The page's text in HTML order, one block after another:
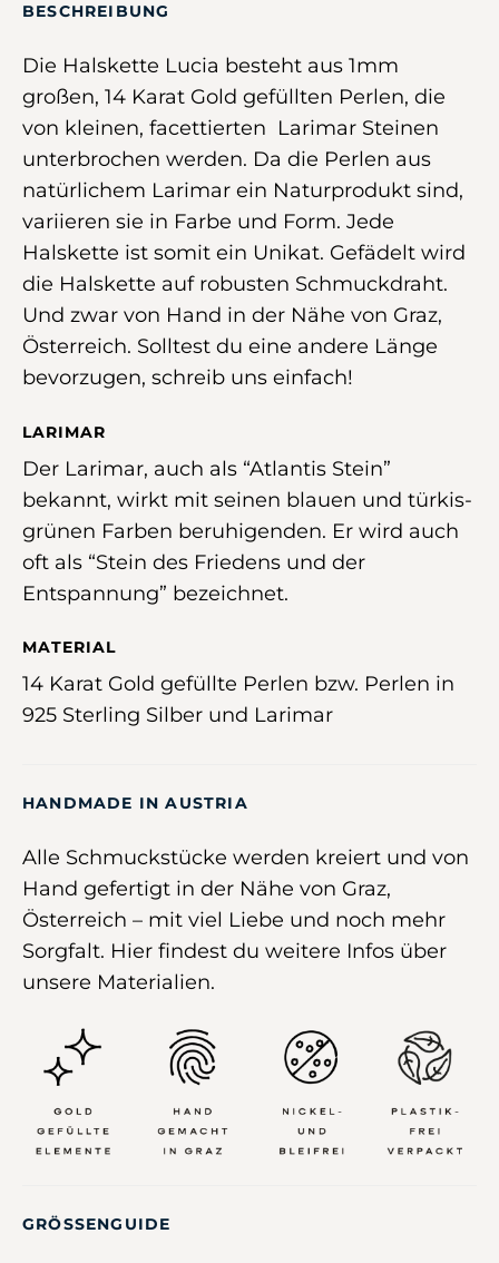
BESCHREIBUNG
Die Halskette Lucia besteht aus 1mm
großen, 14 Karat Gold gefüllten Perlen, die
von kleinen, facettierten Larimar Steinen
unterbrochen werden. Da die Perlen aus
natürlichem Larimar ein Naturprodukt sind,
variieren sie in Farbe und Form. Jede
Halskette ist somit ein Unikat. Gefädelt wird
die Halskette auf robusten Schmuckdraht.
Und zwar von Hand in der Nähe von Graz,
Österreich. Solltest du eine andere Länge
bevorzugen, schreib uns einfach!
LARIMAR
Der Larimar, auch als “Atlantis Stein”
bekannt, wirkt mit seinen blauen und türkis-
grünen Farben beruhigenden. Er wird auch
oft als “Stein des Friedens und der
Entspannung” bezeichnet.
MATERIAL
14 Karat Gold gefüllte Perlen bzw. Perlen in
925 Sterling Silber und Larimar
HANDMADE IN AUSTRIA
Alle Schmuckstücke werden kreiert und von
Hand gefertigt in der Nähe von Graz,
Österreich – mit viel Liebe und noch mehr
Sorgfalt. Hier findest du weitere Infos über
unsere Materialien.
GRÖSSENGUIDE